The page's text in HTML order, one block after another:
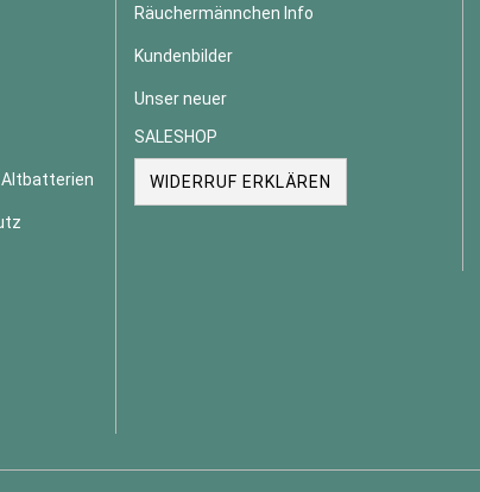
Altbatterien
Räuchermännchen Info
Kundenbilder
Unser neuer
SALESHOP
WIDERRUF ERKLÄREN